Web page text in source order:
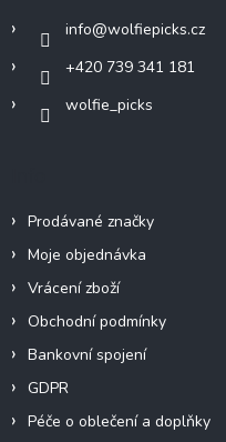
info@wolfiepicks.cz
+420 739 341 181
wolfie_picks
Prodávané značky
Moje objednávka
Vrácení zboží
Obchodní podmínky
Bankovní spojení
GDPR
Péče o oblečení a doplňky